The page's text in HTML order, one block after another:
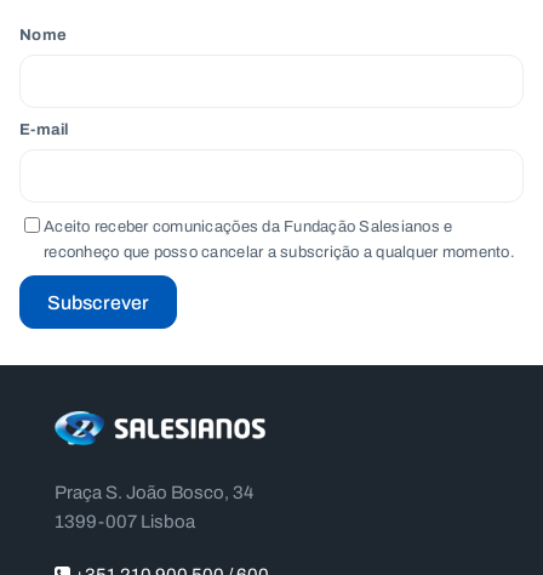
Nome
E-mail
Aceito receber comunicações da Fundação Salesianos e
reconheço que posso cancelar a subscrição a qualquer momento.
Subscrever
Praça S. João Bosco, 34
1399-007 Lisboa